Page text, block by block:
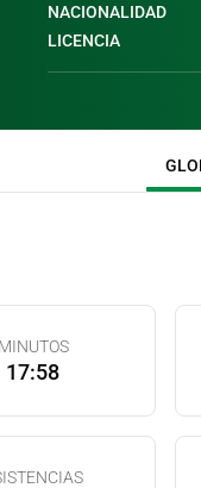
NACIONALIDAD
LICENCIA
MINUTOS
17:58